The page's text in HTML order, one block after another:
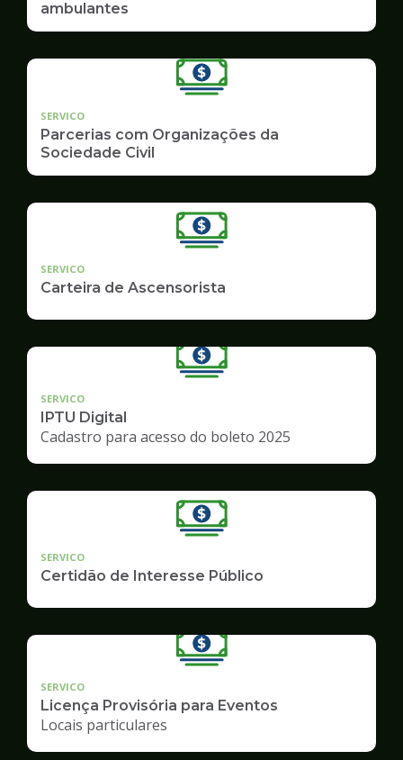
ambulantes
SERVICO
Parcerias com Organizações da
Sociedade Civil
SERVICO
Carteira de Ascensorista
SERVICO
IPTU Digital
Cadastro para acesso do boleto 2025
SERVICO
Certidão de Interesse Público
SERVICO
Licença Provisória para Eventos
Locais particulares